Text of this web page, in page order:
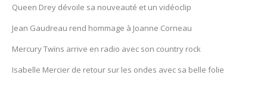
Queen Drey dévoile sa nouveauté et un vidéoclip
Jean Gaudreau rend hommage à Joanne Corneau
Mercury Twïns arrive en radio avec son country rock
Isabelle Mercier de retour sur les ondes avec sa belle folie